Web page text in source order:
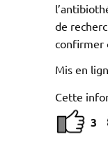
de
confirmer
Mis en
Cette
3